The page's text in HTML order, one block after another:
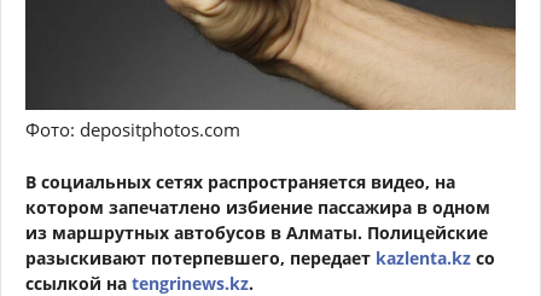
Фото: depositphotos.com
В социальных сетях распространяется видео, на
котором запечатлено избиение пассажира в одном
из маршрутных автобусов в Алматы. Полицейские
разыскивают потерпевшего, передает kazlenta.kz со
ссылкой на tengrinews.kz.